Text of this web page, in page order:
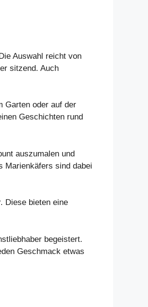
Auswahl reicht von
sitzend. Auch
Garten oder auf der
Geschichten rund
auszumalen und
Marienkäfers sind dabei
Diese bieten eine
begeistert.
Geschmack etwas